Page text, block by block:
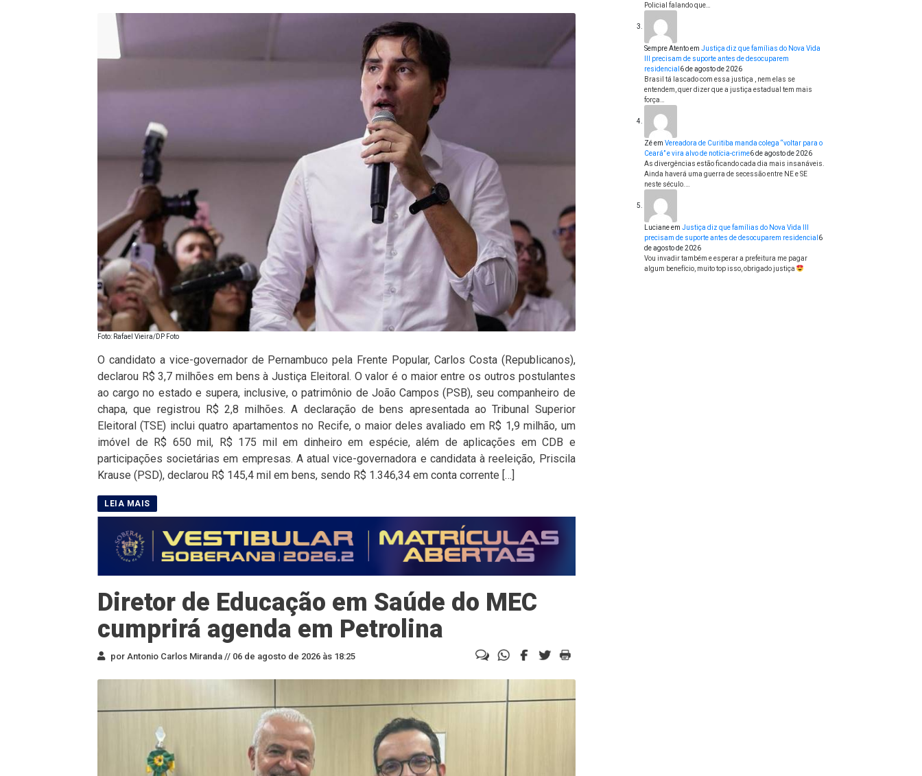
Foto: Rafael Vieira/DP Foto
O candidato a vice-governador de Pernambuco pela Frente Popular, Carlos Costa (Republicanos),
declarou R$ 3,7 milhões em bens à Justiça Eleitoral. O valor é o maior entre os outros postulantes
ao cargo no estado e supera, inclusive, o patrimônio de João Campos (PSB), seu companheiro de
chapa, que registrou R$ 2,8 milhões. A declaração de bens apresentada ao Tribunal Superior
Eleitoral (TSE) inclui quatro apartamentos no Recife, o maior deles avaliado em R$ 1,9 milhão, um
imóvel de R$ 650 mil, R$ 175 mil em dinheiro em espécie, além de aplicações em CDB e
participações societárias em empresas. A atual vice-governadora e candidata à reeleição, Priscila
Krause (PSD), declarou R$ 145,4 mil em bens, sendo R$ 1.346,34 em conta corrente […]
Diretor de Educação em Saúde do MEC
cumprirá agenda em Petrolina
por Antonio Carlos Miranda // 06 de agosto de 2026 às 18:25
Policial falando que…
Sempre Atentoem Justiça diz que famílias do Nova Vida
III precisam de suporte antes de desocuparem
residencial 6 de agosto de 2026
Brasil tá lascado com essa justiça , nem elas se
entendem, quer dizer que a justiça estadual tem mais
força…
Zéem Vereadora de Curitiba manda colega “voltar para o
Ceará” e vira alvo de notícia-crime6 de agosto de 2026
As divergências estão ficando cada dia mais insanáveis.
Ainda haverá uma guerra de secessão entre NE e SE
neste século.…
Lucianeem Justiça diz que famílias do Nova Vida III
precisam de suporte antes de desocuparem residencial 6
de agosto de 2026
Vou invadir também e esperar a prefeitura me pagar
algum benefício, muito top isso, obrigado justiça